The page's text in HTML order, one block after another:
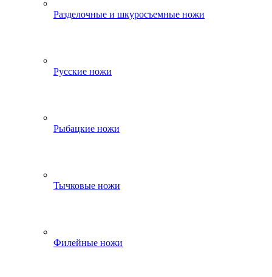
Разделочные и шкуросъемные ножи
Русские ножи
Рыбацкие ножи
Тычковые ножи
Филейные ножи